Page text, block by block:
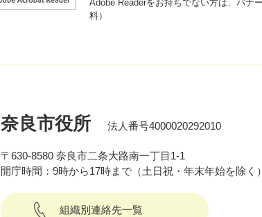
Adobe Readerをお持ちでない方は、バナ
料）
奈良市役所 法人番号4000020292010
〒630-8580 奈良市二条大路南一丁目1-1
開庁時間：9時から17時まで（土日祝・年末年始を除く）
組織別連絡先一覧